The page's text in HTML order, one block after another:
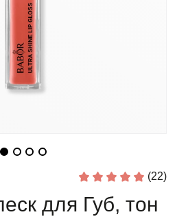
(22)
для Губ, тон